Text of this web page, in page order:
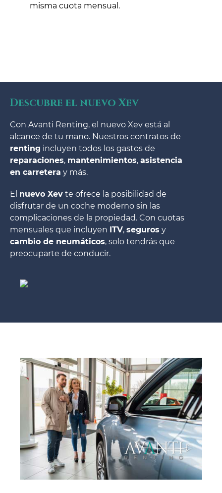
misma cuota mensual.
Descubre el nuevo Xev
Con Avanti Renting, el nuevo Xev está al
alcance de tu mano. Nuestros contratos de
renting incluyen todos los gastos de
reparaciones, mantenimientos, asistencia
en carretera y más.
El nuevo Xev te ofrece la posibilidad de
disfrutar de un coche moderno sin las
complicaciones de la propiedad. Con cuotas
mensuales que incluyen ITV, seguros y
cambio de neumáticos, solo tendrás que
preocuparte de conducir.